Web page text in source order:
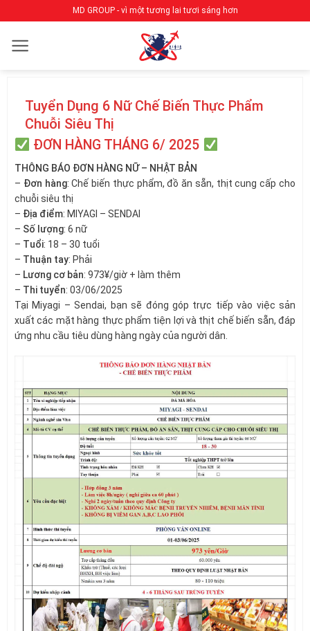
qua
nội
MD GROUP - vì một tương lai tươi sáng hơn
Tuyển Dụng 6 Nữ Chế Biến Thực Phẩm
Chuỗi Siêu Thị
ĐƠN HÀNG THÁNG 6/ 2025
THÔNG BÁO ĐƠN HÀNG NỮ – NHẬT BẢN
– Đơn hàng: Chế biến thực phẩm, đồ ăn sẵn, thịt cung cấp cho
chuỗi siêu thị
– Địa điểm: MIYAGI – SENDAI
– Số lượng: 6 nữ
– Tuổi: 18 – 30 tuổi
– Thuận tay: Phải
– Lương cơ bản: 973¥/giờ + làm thêm
– Thi tuyển: 03/06/2025
Tại Miyagi – Sendai, bạn sẽ đóng góp trực tiếp vào việc sản
xuất các mặt hàng thực phẩm tiện lợi và thịt chế biến sẵn, đáp
ứng nhu cầu tiêu dùng hàng ngày của người dân.